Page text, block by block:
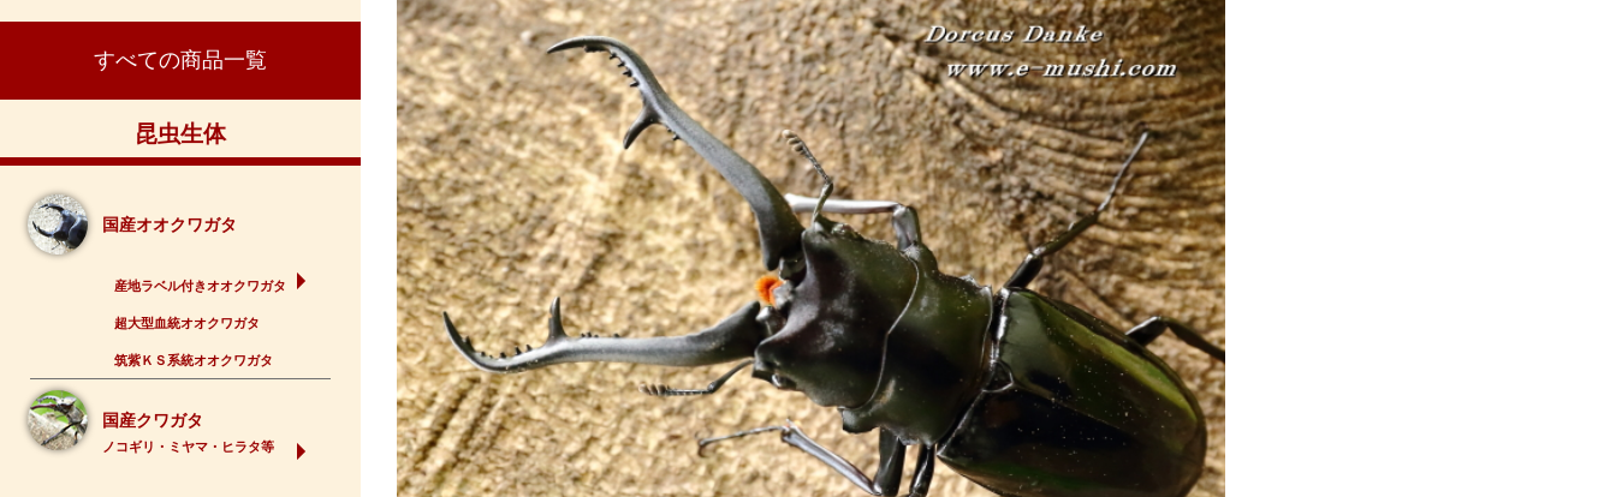
すべての商品一覧
昆虫生体
国産オオクワガタ
産地ラベル付きオオクワガタ
超大型血統オオクワガタ
筑紫ＫＳ系統オオクワガタ
国産クワガタ
ノコギリ・ミヤマ・ヒラタ等